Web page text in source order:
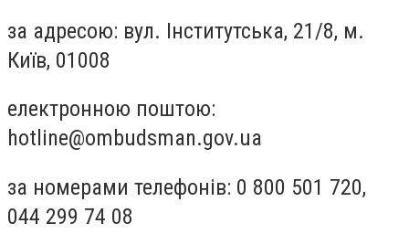
за адресою: вул. Інститутська, 21/8, м.
Київ, 01008
електронною поштою:
hotline@ombudsman.gov.ua
за номерами телефонів: 0 800 501 720,
044 299 74 08